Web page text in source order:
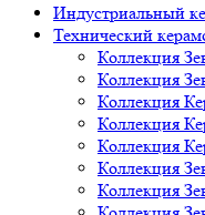
Индустриальный
Технический
Коллекция
Коллекция
Коллекция
Коллекция
Коллекция
Коллекция
Коллекция